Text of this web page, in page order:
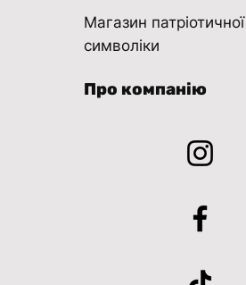
Магазин патріотичної
символіки
Про компанію